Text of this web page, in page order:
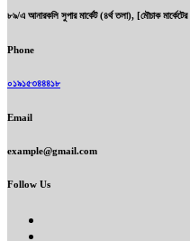
৮৯/এ আনারকলি সুপার মার্কেট (৪র্থ তলা), [মৌচাক
Phone
০১৯১৫৩৪৪৪১৮
Email
example@gmail.com
Follow Us